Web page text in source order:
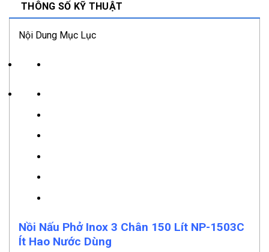
THÔNG SỐ KỸ THUẬT
Nội Dung Mục Lục
Nồi Nấu Phở Inox 3 Chân 150 Lít NP-1503C
Ít Hao Nước Dùng